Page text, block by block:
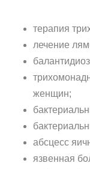
терапия
лечение
женщин;
абсцесс
язвенная